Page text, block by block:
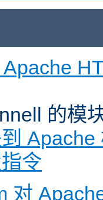
的模
Apache
令
对